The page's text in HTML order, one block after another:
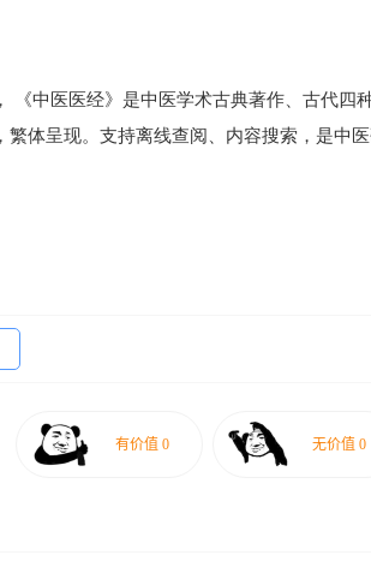
《中医医经》是中医学术古典著作、古代四
体呈现。支持离线查阅、内容搜索，是中